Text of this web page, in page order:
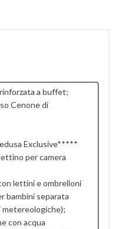
a buffet;
Cenone di
Exclusive*****
per camera
lettini e ombrelloni
bambini separata
metereologiche);
con acqua